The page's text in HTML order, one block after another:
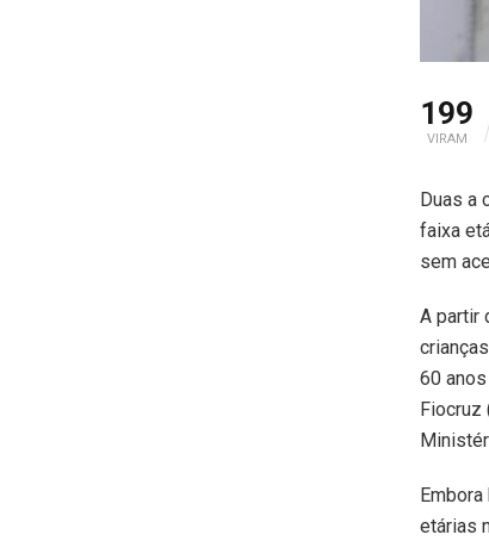
199
VIRAM
Duas a
faixa
sem
A partir
60
etárias